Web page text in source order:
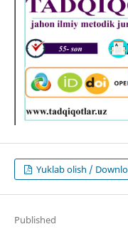
Yuklab olish /
Published